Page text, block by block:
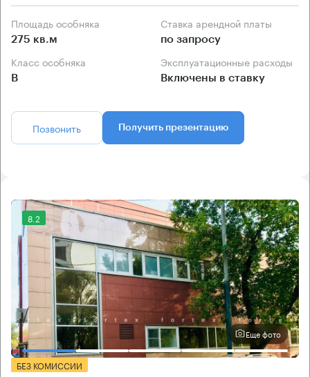
Площадь особняка
275 кв.м
Ставка арендной платы
по запросу
Класс особняка
B
Эксплуатационные расходы
Включены в ставку
Позвонить Получить презентацию
8.2
Еще фото
БЕЗ КОМИССИИ